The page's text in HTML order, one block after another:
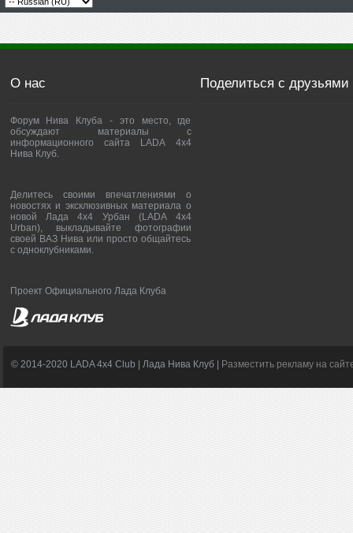
О нас
Форум Нива Клуба - это место, где
обсуждают материалы с
информационного сайта LADA 4x4
Нива Клуб.
Делитесь своими впечатлениями о
новостях и эксклюзивных материала о
новой Лада 4х4 Урбан (LADA 4x4
Urban), выкладывайте фотографии
своей ВАЗ Нива или просто общайтесь
с одноклубниками.
Проект Официального Лада Клуба
Поделиться с друзьями
© 2014-2020 LADA 4x4 Club | Лада Нива Клуб | Разместить рекламу на